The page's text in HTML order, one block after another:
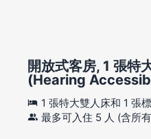
開放式客房, 1 張特
(Hearing
1 張特大雙人床和 1 張
最多可入住 5 人 (含所